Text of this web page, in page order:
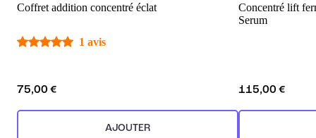
Coffret addition concentré éclat
1 avis
75,00 €
AJOUTER
Concentré lift
Serum
115,00 €